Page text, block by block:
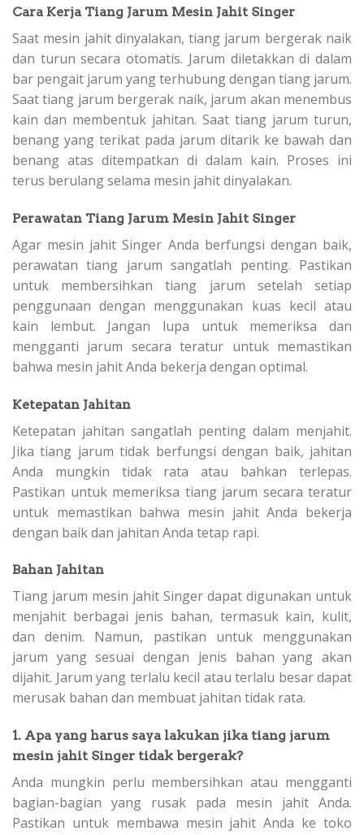
Cara Kerja Tiang Jarum Mesin Jahit Singer
Saat mesin jahit dinyalakan, tiang jarum bergerak naik
dan turun secara otomatis. Jarum diletakkan di dalam
bar pengait jarum yang terhubung dengan tiang jarum.
Saat tiang jarum bergerak naik, jarum akan menembus
kain dan membentuk jahitan. Saat tiang jarum turun,
benang yang terikat pada jarum ditarik ke bawah dan
benang atas ditempatkan di dalam kain. Proses ini
terus berulang selama mesin jahit dinyalakan.
Perawatan Tiang Jarum Mesin Jahit Singer
Agar mesin jahit Singer Anda berfungsi dengan baik,
perawatan tiang jarum sangatlah penting. Pastikan
untuk membersihkan tiang jarum setelah setiap
penggunaan dengan menggunakan kuas kecil atau
kain lembut. Jangan lupa untuk memeriksa dan
mengganti jarum secara teratur untuk memastikan
bahwa mesin jahit Anda bekerja dengan optimal.
Ketepatan Jahitan
Ketepatan jahitan sangatlah penting dalam menjahit.
Jika tiang jarum tidak berfungsi dengan baik, jahitan
Anda mungkin tidak rata atau bahkan terlepas.
Pastikan untuk memeriksa tiang jarum secara teratur
untuk memastikan bahwa mesin jahit Anda bekerja
dengan baik dan jahitan Anda tetap rapi.
Bahan Jahitan
Tiang jarum mesin jahit Singer dapat digunakan untuk
menjahit berbagai jenis bahan, termasuk kain, kulit,
dan denim. Namun, pastikan untuk menggunakan
jarum yang sesuai dengan jenis bahan yang akan
dijahit. Jarum yang terlalu kecil atau terlalu besar dapat
merusak bahan dan membuat jahitan tidak rata.
1. Apa yang harus saya lakukan jika tiang jarum
mesin jahit Singer tidak bergerak?
Anda mungkin perlu membersihkan atau mengganti
bagian-bagian yang rusak pada mesin jahit Anda.
Pastikan untuk membawa mesin jahit Anda ke toko